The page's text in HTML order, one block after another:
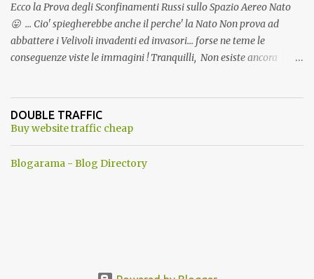
Ecco la Prova degli Sconfinamenti Russi sullo Spazio Aereo Nato
😛 ... Cio' spiegherebbe anche il perche' la Nato Non prova ad
abbattere i Velivoli invadenti ed invasori... forse ne teme le
conseguenze viste le immagini ! Tranquilli, Non esiste ancora
ancora una fantasia Nato o forse una "False Flag", per provocare
una guerra mondiale che difficilmente da menti sane, potrebbe
DOUBLE TRAFFIC
Buy website traffic cheap
Blogarama - Blog Directory